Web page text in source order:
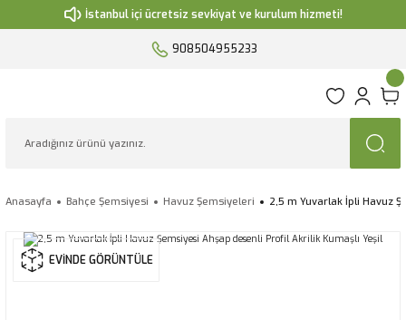
İstanbul içi ücretsiz sevkiyat ve kurulum hizmeti!
908504955233
Anasayfa Bahçe Şemsiyesi Havuz Şemsiyeleri 2,5 m Yuvarlak İpli Havuz
EVİNDE GÖRÜNTÜLE